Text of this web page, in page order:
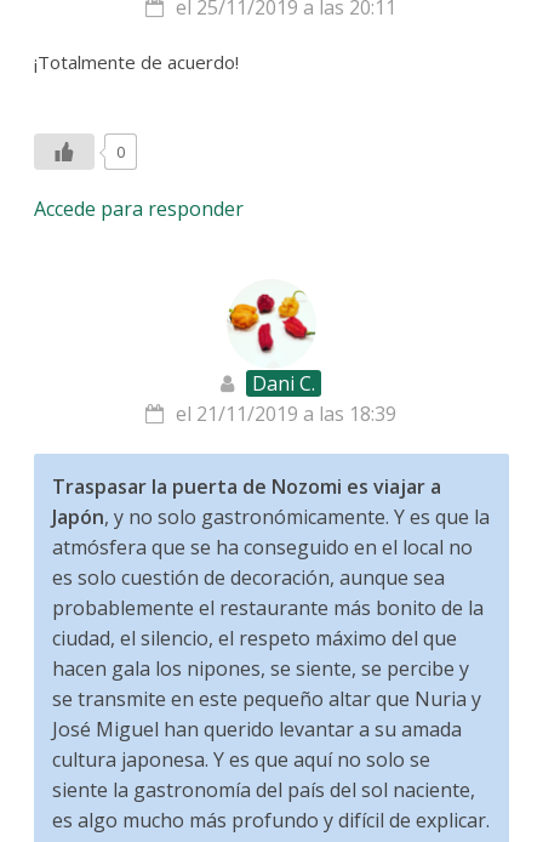
el 25/11/2019 a las 20:11
¡Totalmente de acuerdo!
0
Accede para responder
Dani C.
el 21/11/2019 a las 18:39
Traspasar la puerta de Nozomi es viajar a
Japón, y no solo gastronómicamente. Y es que la
atmósfera que se ha conseguido en el local no
es solo cuestión de decoración, aunque sea
probablemente el restaurante más bonito de la
ciudad, el silencio, el respeto máximo del que
hacen gala los nipones, se siente, se percibe y
se transmite en este pequeño altar que Nuria y
José Miguel han querido levantar a su amada
cultura japonesa. Y es que aquí no solo se
siente la gastronomía del país del sol naciente,
es algo mucho más profundo y difícil de explicar.